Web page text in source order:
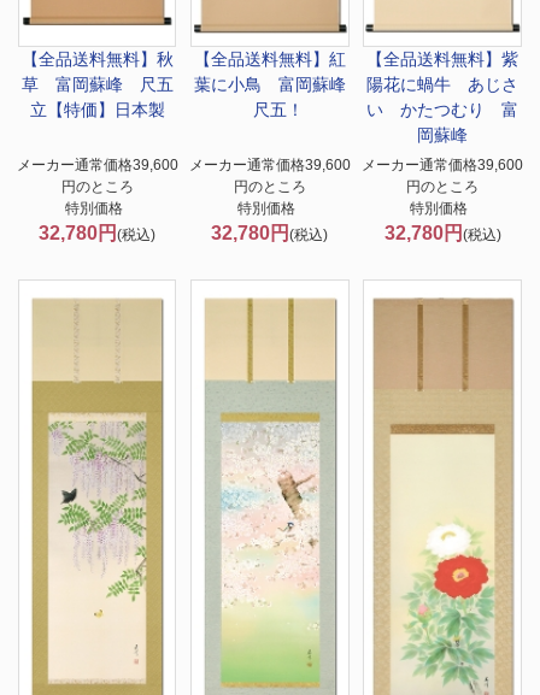
【全品送料無料】 秋
草 富岡蘇峰 尺五
立【特価】日本製
メーカー通常価格39,600
円のところ
特別価格
32,780円(税込)
【全品送料無料】 紅
葉に小鳥 富岡蘇峰
尺五！
メーカー通常価格39,600
円のところ
特別価格
32,780円(税込)
【全品送料無料】紫
陽花に蝸牛 あじさ
い かたつむり 富
岡蘇峰
メーカー通常価格39,600
円のところ
特別価格
32,780円 (税込)